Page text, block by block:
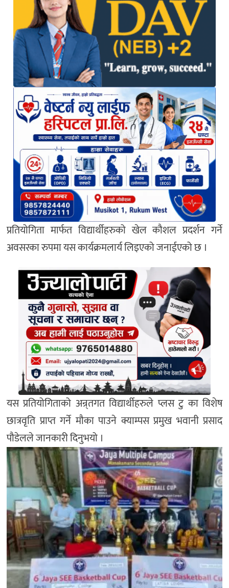
प्रतियोगिता मार्फत विद्यार्थीहरुको खेल कौशल प्रदर्शन गर्ने
अवसरका रुपमा यस कार्यक्रमलार्य लिइएको जनाईएको छ ।
यस प्रतियोगिताको अन्र्तगत विद्यार्थीहरुले प्लस टु का विशेष
छात्रवृति प्राप्त गर्ने मौका पाउने क्याम्पस प्रमुख भवानी प्रसाद
पौडेलले जानकारी दिनुभयो ।